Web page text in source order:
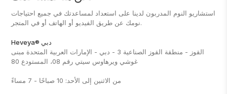
استشاريو النوم المدربون لدينا على استعداد لمساعدتك في جميع احتياجات
نومك عن طريق الفيديو أو الهاتف أو في المتجر.
Heveya® دبي
القوز - منطقة القوز الصناعية 3 - دبي - الإمارات العربية المتحدة مبنى
غوشي ويرهاوس سيتي رقم 08، المستودع 80
من الاثنين إلى الأحد: 10 صباحًا - 7 مساءً